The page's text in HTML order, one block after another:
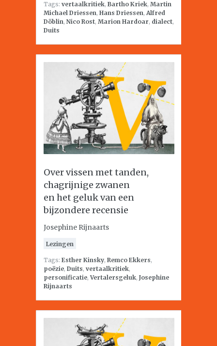
Tags: vertaalkritiek, Bartho Kriek, Martin
Michael Driessen, Hans Driessen, Alfred
Döblin, Nico Rost, Marion Hardoar, dialect,
Duits
Over vissen met tanden,
chagrijnige zwanen
en het geluk van een
bijzondere recensie
Josephine Rijnaarts
Lezingen
Tags: Esther Kinsky, Remco Ekkers,
poëzie, Duits, vertaalkritiek,
personificatie,Vertalersgeluk, Josephine
Rijnaarts